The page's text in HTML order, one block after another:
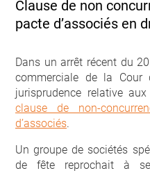
Clause de non
pacte d’associés en
Dans un arrêt récent du
commerciale de la
jurisprudence relative
clause de non-
d’associés.
Un groupe de sociétés
de fête reprochait à